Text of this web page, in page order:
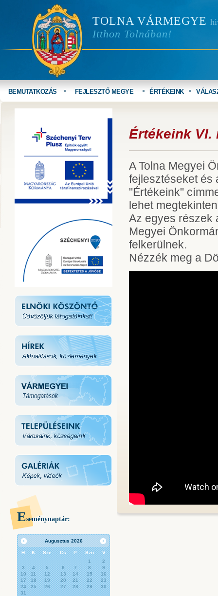
TOLNA VÁRMEGYE
Itthon Tolnában!
BEMUTATKOZÁS FEJLESZTŐ MEGYE ÉRTÉKEINK
Eseménynaptár:
Augusztus 2026
H K Sze Cs P Szo
V
1
2
3
4 5 6 7 8
9
10
11 12 13 14 15
16
17
18 19 20 21 22
23
24
25 26 27 28 29
30
31
Értékeink VI.
A Tolna Megyei
fejlesztéseket és
"Értékeink"
lehet
Az egyes részek
Megyei
felkerülnek.
Nézzék meg a